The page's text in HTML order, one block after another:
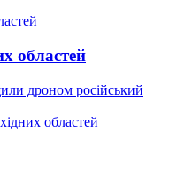
областей
дроном російський
областей